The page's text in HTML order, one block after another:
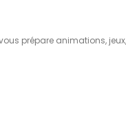
prépare animations,